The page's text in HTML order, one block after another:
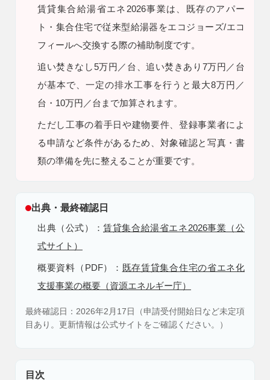
賃貸集合給湯省エネ2026事業は、既存のアパー
ト・集合住宅で従来型給湯器をエコジョーズ/エコ
フィールへ交換する際の補助制度です。
追い焚きなし5万円／台、追い焚きあり7万円／台
が基本で、一定の排水工事を行うと最大8万円／
台・10万円／台まで加算されます。
ただし 工事の着手日や建物要件、登録事業者によ
る申請など条件があるため、対象確認と写真・書
類の準備を先に整えることが重要です。
出典・最終確認日
出典（公式）：賃貸集合給湯省エネ2026事業（公
式サイト）
概要資料（PDF）： 既存賃貸集合住宅の省エネ化
支援事業の概要（資源エネルギー庁）
最終確認日：2026年2月17日（申請受付開始日など未定項
目あり。更新情報は公式サイトをご確認ください。）
目次
営業時間 9時〜18時
（定休／水曜日）
0120-70-1212
リフォーム
0120-37-7611
営業時間 9時〜17時（定休／水曜日）
04-2950-7171
事業用
04-2968-5522